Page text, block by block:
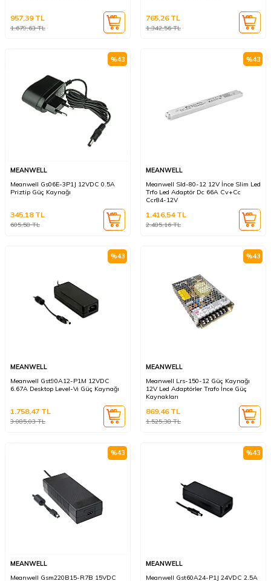
1.679,63TL
957,39TL
1.342,56TL
765,26TL
%43
MEANWELL
Meanwell Gs06E-3P1J 12VDC 0.5A
Priztip Güç Kaynağı
605,58TL
345,18TL
%43
MEANWELL
Meanwell Sld-80-12 12V İnce Slim Led
Trfo Led Adaptör Dc 66A Cv+Cc
Ccr84-12V
2.485,16TL
1.416,54TL
%43
MEANWELL
Meanwell Gst90A12-P1M 12VDC
6.67A Desktop Level-Vı Güç Kaynağı
3.085,03TL
1.758,47 TL
%43
MEANWELL
Meanwell Lrs-150-12 Güç Kaynağı
12V Led Adaptörler Trafo İnce Güç
Kaynakları
1.525,38TL
869,46TL
%43
MEANWELL
Meanwell Gsm220B15-R7B 15VDC
%43
MEANWELL
Meanwell Gst60A24-P1J 24VDC 2.5A